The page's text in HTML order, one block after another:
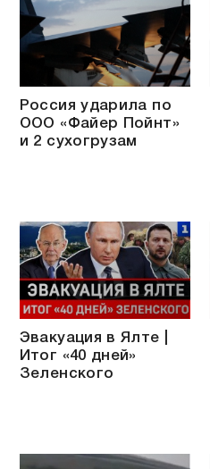
Россия ударила по
ООО «Файер Пойнт»
и 2 сухогрузам
Эвакуация в Ялте |
Итог «40 дней»
Зеленского